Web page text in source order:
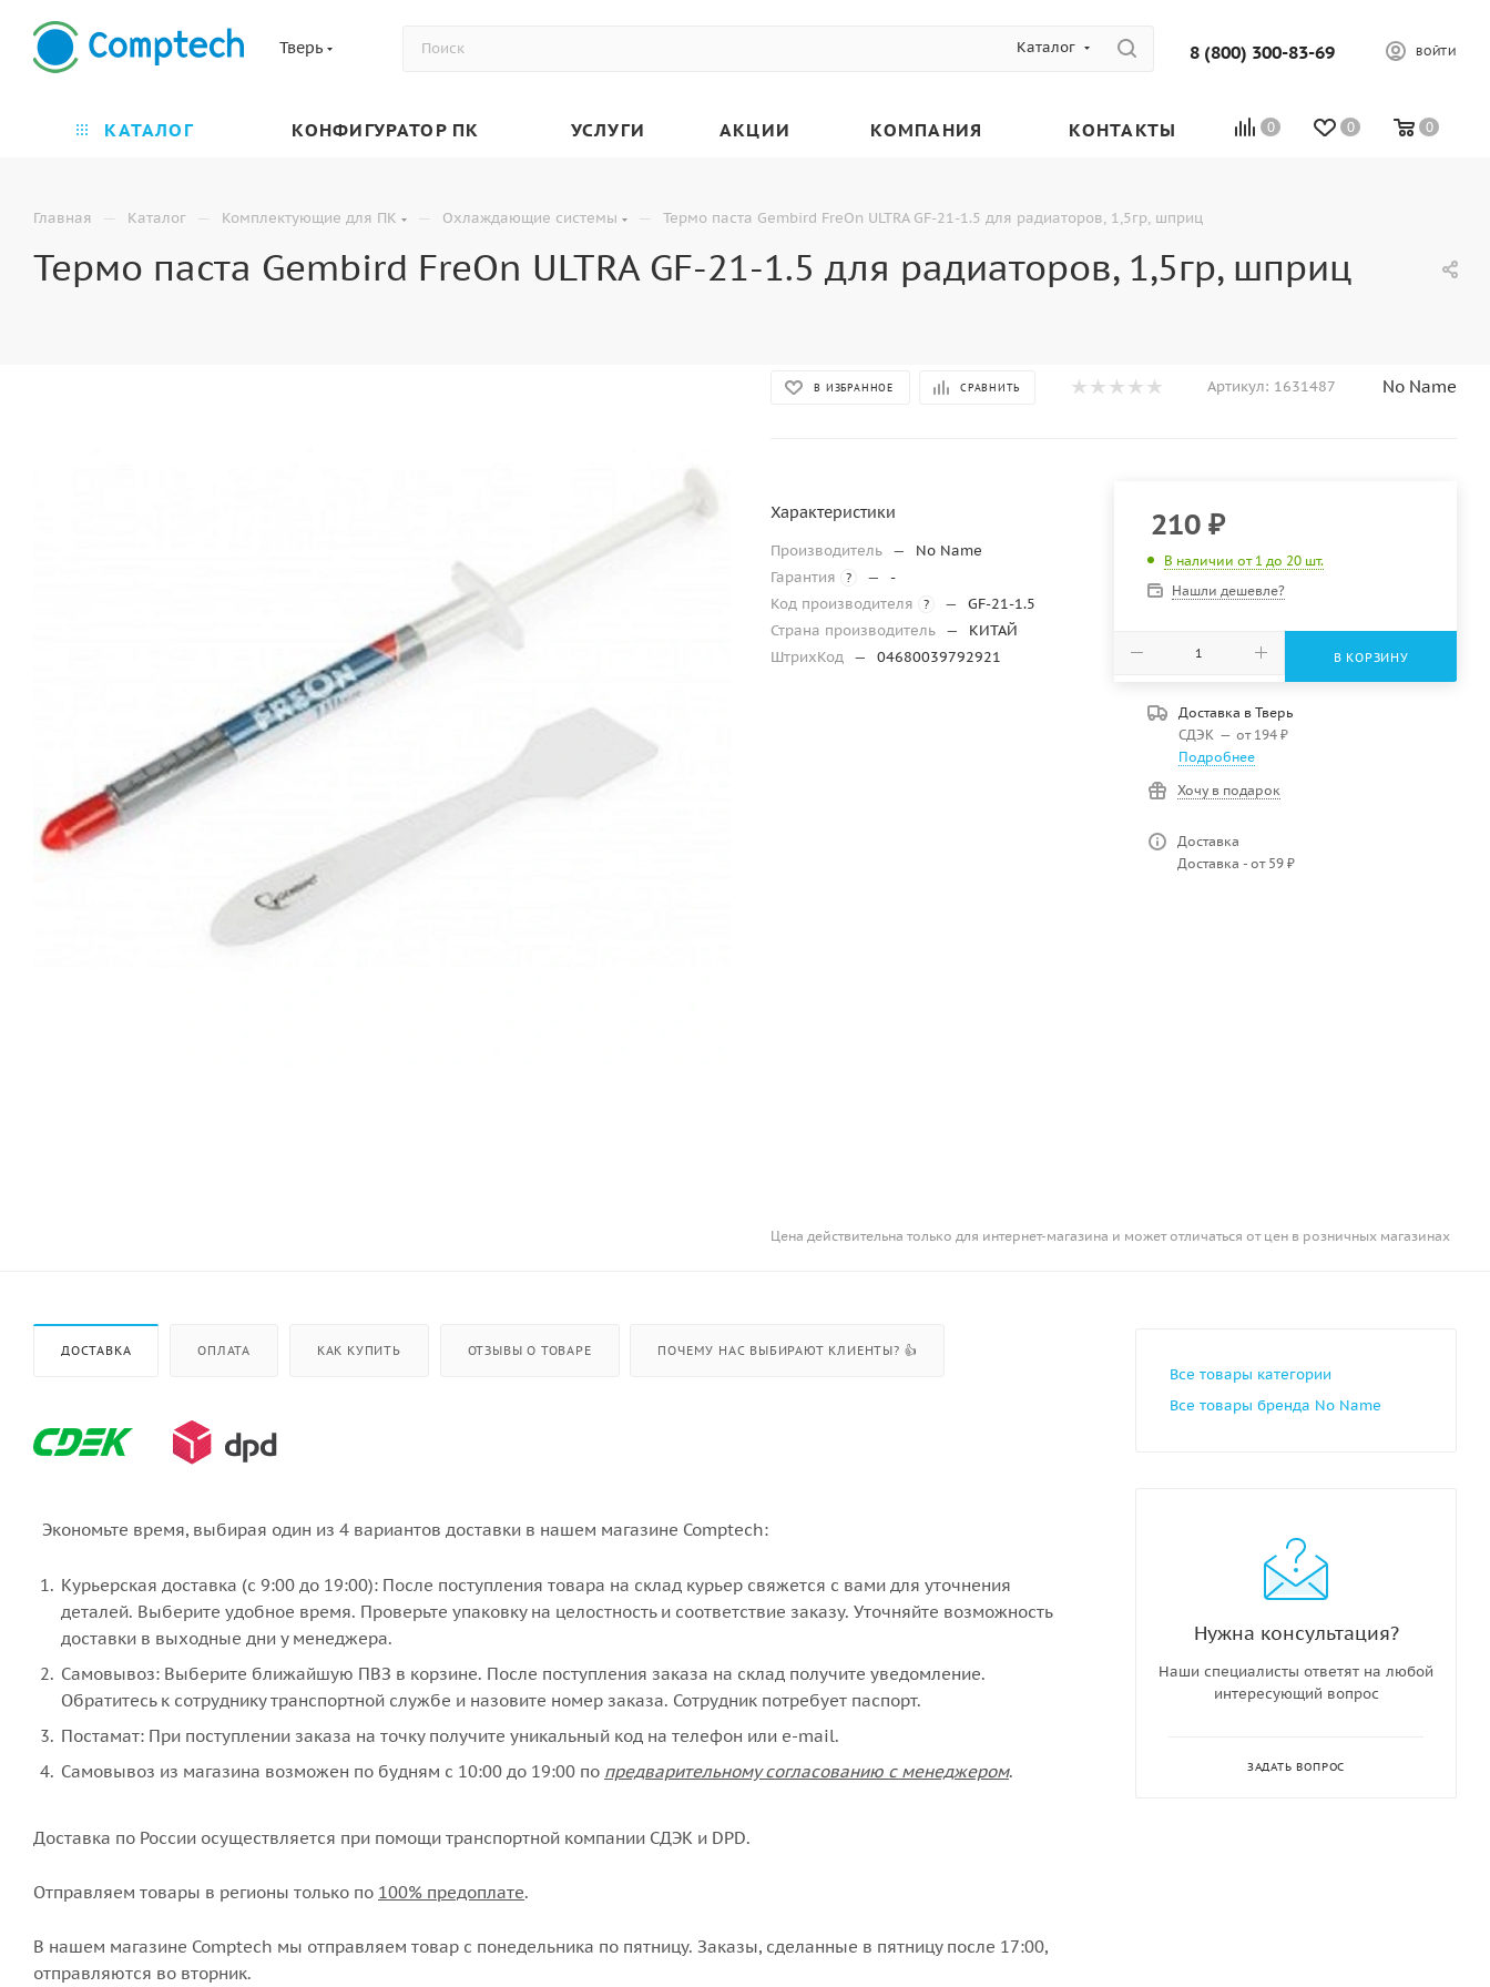
Тверь Каталог 8 (800) 300-83-69 ВОЙТИ
0 0 0
КАТАЛОГ КОНФИГУРАТОР ПК УСЛУГИ АКЦИИ КОМПАНИЯ КОНТАКТЫ
Главная — Каталог — Комплектующие для ПК — Охлаждающие системы — Термо паста Gembird FreOn ULTRA GF-21-1.5 для радиаторов, 1,5гр, шприц
Термо паста Gembird FreOn ULTRA GF-21-1.5 для радиаторов, 1,5гр, шприц
В ИЗБРАННОЕ СРАВНИТЬ Артикул: 1631487 No Name
Характеристики
Производитель —
No Name
Гарантия
? —
-
Код производителя
? —
GF-21-1.5
Страна производитель —
КИТАЙ
ШтрихКод — 04680039792921
210₽
В наличии от 1 до 20 шт.
Нашли дешевле?
В КОРЗИНУ
Доставка в Тверь
СДЭК — от 194 ₽
Подробнее
Хочу в подарок
Доставка
Доставка - от 59 ₽
Цена действительна только для интернет-магазина и может отличаться от цен в розничных магазинах
ДОСТАВКА ОПЛАТА КАК КУПИТЬ ОТЗЫВЫ О ТОВАРЕ ПОЧЕМУ НАС ВЫБИРАЮТ КЛИЕНТЫ? 👍
Экономьте время, выбирая один из 4 вариантов доставки в нашем магазине Comptech:
Курьерская доставка (с 9:00 до 19:00): После поступления товара на склад курьер свяжется с вами для уточнения
деталей. Выберите удобное время. Проверьте упаковку на целостность и соответствие заказу. Уточняйте возможность
доставки в выходные дни у менеджера.
Самовывоз: Выберите ближайшую ПВЗ в корзине. После поступления заказа на склад получите уведомление.
Обратитесь к сотруднику транспортной службе и назовите номер заказа. Сотрудник потребует паспорт.
Постамат: При поступлении заказа на точку получите уникальный код на телефон или e-mail.
Самовывоз из магазина возможен по будням с 10:00 до 19:00 по предварительному согласованию с менеджером.
Доставка по России осуществляется при помощи транспортной компании СДЭК и DPD.
Отправляем товары в регионы только по 100% предоплате.
В нашем магазине Comptech мы отправляем товар с понедельника по пятницу. Заказы, сделанные в пятницу после 17:00,
отправляются во вторник.
Все товары категории
Все товары бренда No Name
Нужна консультация?
Наши специалисты ответят на любой
интересующий вопрос
ЗАДАТЬ ВОПРОС